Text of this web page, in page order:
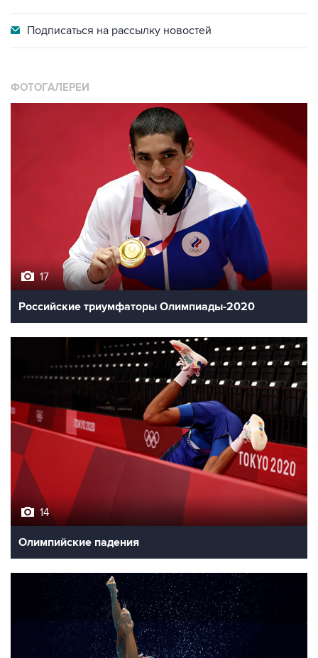
Подписаться на рассылку новостей
ФОТОГАЛЕРЕИ
17
Российские триумфаторы Олимпиады-2020
14
Олимпийские падения